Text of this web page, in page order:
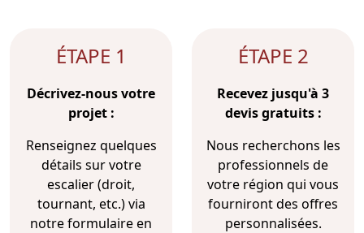
ÉTAPE 1
Décrivez-nous votre
projet :
Renseignez quelques
détails sur votre
escalier (droit,
tournant, etc.) via
notre formulaire en
ÉTAPE 2
Recevez jusqu'à 3
devis gratuits :
Nous recherchons les
professionnels de
votre région qui vous
fourniront des offres
personnalisées.